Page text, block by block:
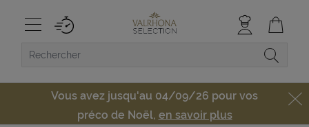
Vous avez jusqu'au 04/09/26 pour vos
préco de Noël, en savoir plus